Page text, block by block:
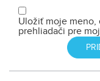
Uložiť moje meno,
prehliadači pre